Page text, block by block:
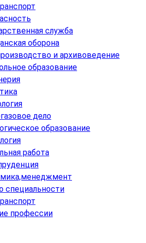
служба
оборона
и архивоведение
образование
дело
образование
работа
специальности
профессии